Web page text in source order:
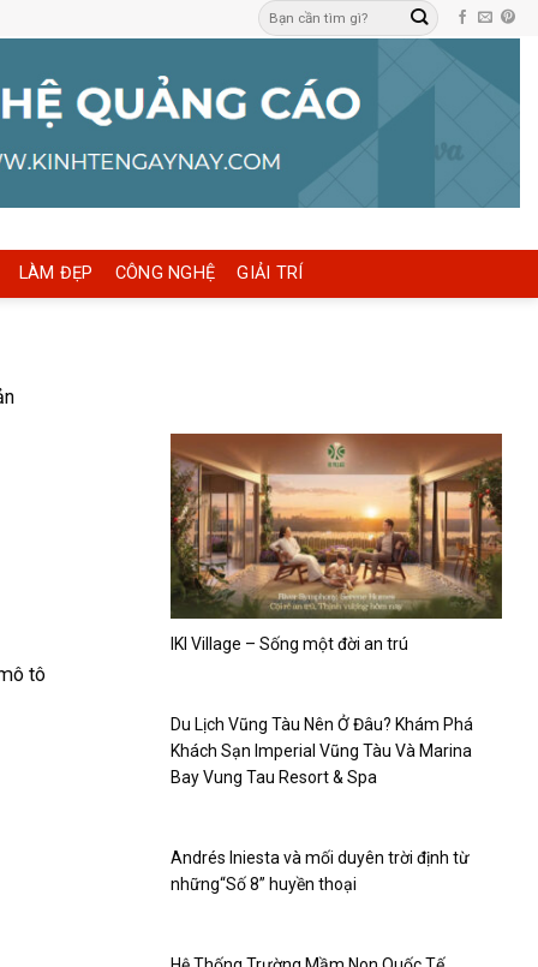
LÀM ĐẸP CÔNG NGHỆ GIẢI TRÍ
tô
IKI Village – Sống một đời an trú
Du Lịch Vũng Tàu Nên Ở Đâu? Khám Phá
Khách Sạn Imperial Vũng Tàu Và Marina
Bay Vung Tau Resort & Spa
Andrés Iniesta và mối duyên trời định từ
những“Số 8” huyền thoại